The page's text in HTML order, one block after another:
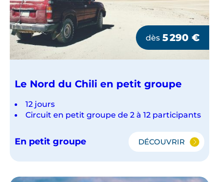
dès 5 290 €
Le Nord du Chili en petit groupe
12 jours
Circuit en petit groupe de 2 à 12 participants
En petit groupe DÉCOUVRIR
LE
CHILI